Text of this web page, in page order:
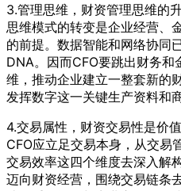
3.管理思维，财资管理思维的
思维模式的转变是企业经营、
的前提。数据智能和网络协同
DNA。因而CFO要跳出财务
维，推动企业建立一整套新的
发挥数字这一关键生产资料和
4.交易属性，财资交易性是价
CFO应立足交易本身，从交易
交易效率这四个维度去深入解
迈向财资经营，围绕交易链条